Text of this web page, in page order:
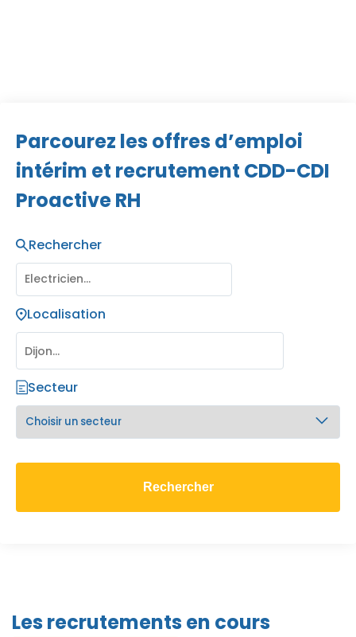
Parcourez les offres d’emploi
intérim et recrutement CDD-CDI
Proactive RH
Rechercher
Localisation
Secteur
Les recrutements en cours